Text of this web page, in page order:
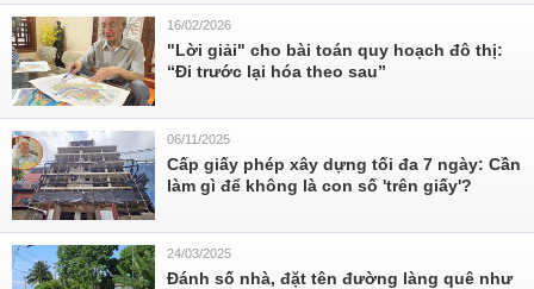
16/02/2026
"Lời giải" cho bài toán quy hoạch đô thị:
“Đi trước lại hóa theo sau”
06/11/2025
Cấp giấy phép xây dựng tối đa 7 ngày: Cần
làm gì để không là con số 'trên giấy'?
24/03/2025
Đánh số nhà, đặt tên đường làng quê như